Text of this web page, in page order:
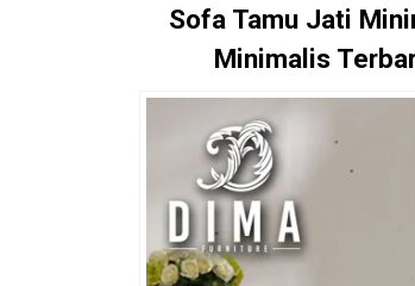
Sofa Tamu Jati
Minimalis